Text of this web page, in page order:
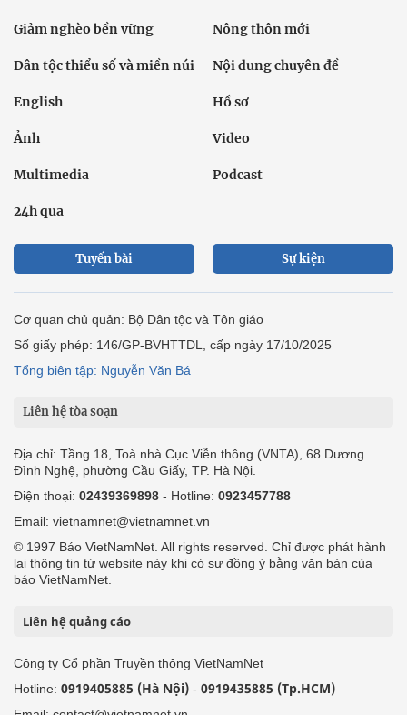
Giảm nghèo bền vững Nông thôn mới
Dân tộc thiểu số và miền núi Nội dung chuyên đề
English Hồ sơ
Ảnh Video
Multimedia Podcast
24h qua
Tuyến bài Sự kiện
Cơ quan chủ quản: Bộ Dân tộc và Tôn giáo
Số giấy phép: 146/GP-BVHTTDL, cấp ngày 17/10/2025
Tổng biên tập: Nguyễn Văn Bá
Liên hệ tòa soạn
Địa chỉ: Tầng 18, Toà nhà Cục Viễn thông (VNTA), 68 Dương
Đình Nghệ, phường Cầu Giấy, TP. Hà Nội.
Điện thoại: 02439369898 - Hotline: 0923457788
Email: vietnamnet@vietnamnet.vn
© 1997 Báo VietNamNet. All rights reserved. Chỉ được phát hành
lại thông tin từ website này khi có sự đồng ý bằng văn bản của
báo VietNamNet.
Liên hệ quảng cáo
Công ty Cổ phần Truyền thông VietNamNet
Hotline: 0919405885 (Hà Nội) - 0919435885 (Tp.HCM)